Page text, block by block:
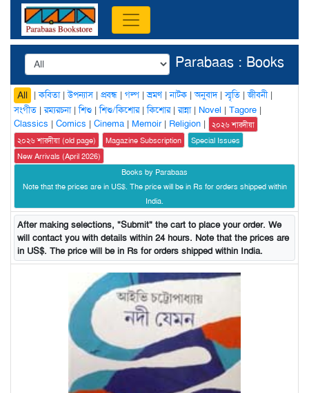
Parabaas : Books
All |কবিতা|উপন্যাস| প্রবন্ধ | গল্প |ভ্রমণ|নাটক |অনুবাদ|স্মৃতি |জীবনী|
সংগীত |রম্যরচনা|শিশু |শিশু/কিশোর|কিশোর|রান্না| Novel | Tagore |
Classics | Comics | Cinema | Memoir| Religion |
২০২৬ শারদীয়া
২০২৬ শারদীয়া (old page)
Magazine Subscription
Special Issues
New Arrivals (April 2026)
Books by Parabaas
Note that the prices are in US$. The price will be in Rs for orders shipped within
India.
After making selections, "Submit" the cart to place your order. We
will contact you with details within 24 hours. Note that the prices are
in US$. The price will be in Rs for orders shipped within India.